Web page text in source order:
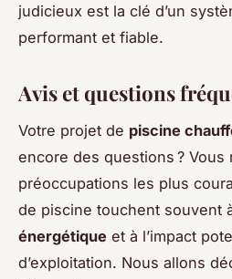
judicieux est la clé d’un
performant et fiable.
Avis et questions
Votre projet de piscine
encore des questions ? Vous
préoccupations les plus
de piscine touchent souvent
énergétique et à l’impact
d’exploitation. Nous allons